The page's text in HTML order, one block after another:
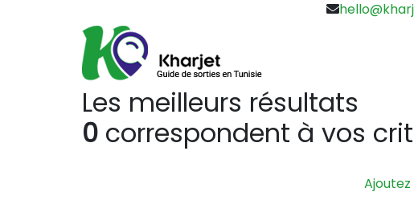
Les meilleurs résultats
0 correspondent à vos